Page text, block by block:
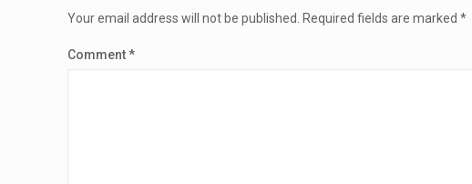
Your email address will not be published. Required fields are marked *
Comment*